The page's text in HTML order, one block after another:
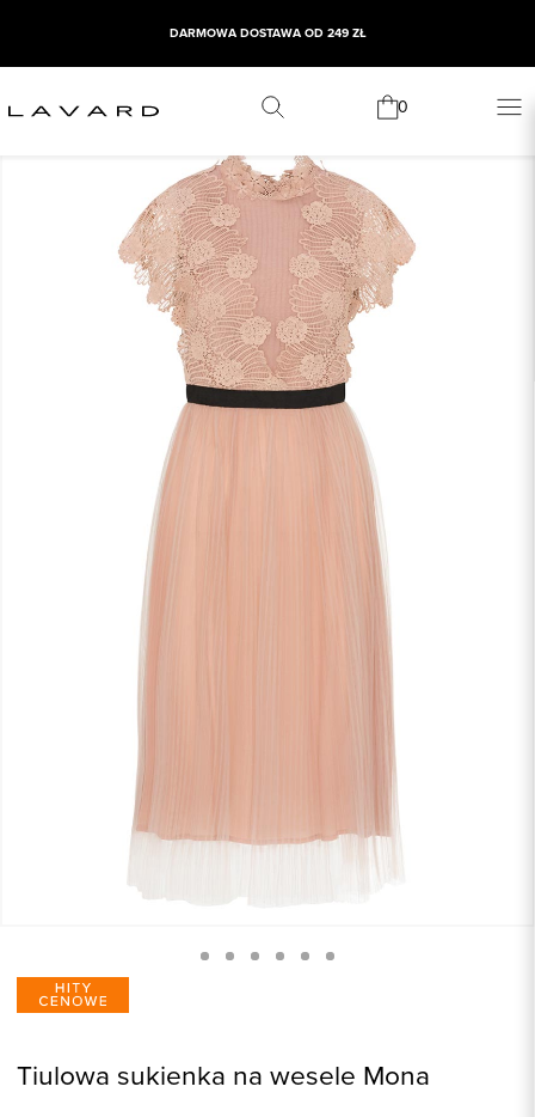
DARMOWA DOSTAWA OD 249 ZŁ
0
Tiulowa sukienka na wesele Mona